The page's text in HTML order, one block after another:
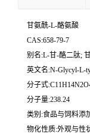
甘氨酰-L-酪氨酸
CAS:658-79-7
别名:L-甘-酪二肽;
英文名:N-Glycyl-L-
分子式
分子量:238.24
类别:食品与饲料添
物化性质:外观与性